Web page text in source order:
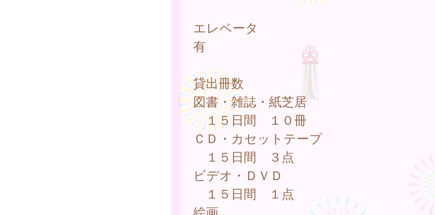
エレベータ
有
貸出冊数
図書・雑誌・紙芝居
１５日間 １０冊
ＣＤ・カセットテープ
１５日間 ３点
ビデオ・ＤＶＤ
１５日間 １点